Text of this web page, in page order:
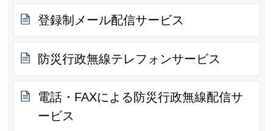
登録制メール配信サービス
防災行政無線テレフォンサービス
電話・FAXによる防災行政無線配信サ
ービス